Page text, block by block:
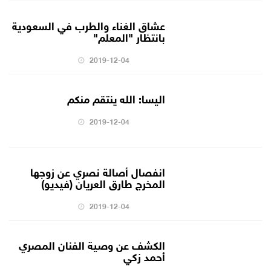
عشاق الغناء والطرب في السعودية
بانتظار "المعلم"
2019-12-04
اليسا: الله ينتقم منكم
2019-12-04
انفصال أصالة نصري عن زوجها
المخرج طارق العريان (فيديو)
2019-12-04
الكشف عن وصية الفنان المصري
أحمد زكي